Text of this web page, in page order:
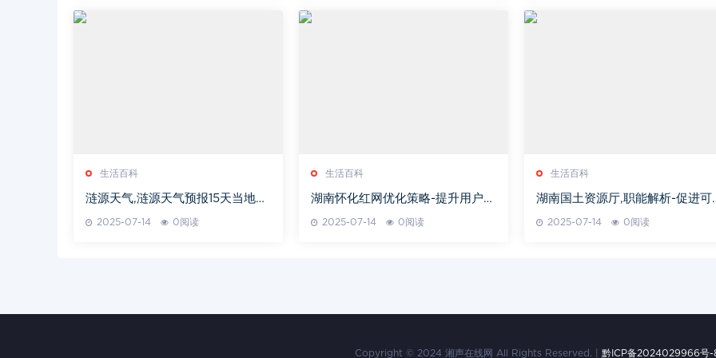
生活百科
涟源天气,涟源天气预报15天当地天
2025-07-14 0阅读
生活百科
湖南怀化红网优化策略-提升用户体
2025-07-14 0阅读
生活百科
湖南国土资源厅,职能解析-促进可
2025-07-14 0阅读
Copyright © 2024 湘声在线网 All Rights Reserved. | 黔ICP备2024029966号-